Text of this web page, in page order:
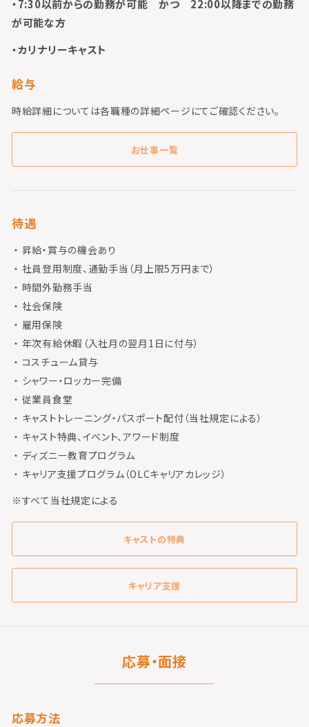
・7:30以前からの勤務が可能 かつ 22:00以降までの勤務
が可能な方
・カリナリーキャスト
給与
時給詳細については各職種の詳細ページにてご確認ください。
お仕事一覧
待遇
昇給・賞与の機会あり
社員登用制度、通勤手当（月上限5万円まで）
時間外勤務手当
社会保険
雇用保険
年次有給休暇（入社月の翌月1日に付与）
コスチューム貸与
シャワー・ロッカー完備
従業員食堂
キャストトレーニング・パスポート配付（当社規定による）
キャスト特典、イベント、アワード制度
ディズニー教育プログラム
キャリア支援プログラム（OLCキャリアカレッジ）
※すべて当社規定による
キャストの特典
キャリア支援
応募・面接
応募方法